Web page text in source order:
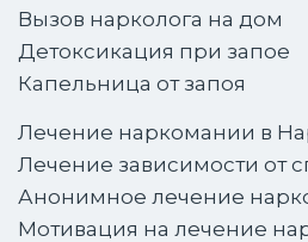
Вызов нарколога на дом
Детоксикация при запое
Капельница от запоя
Лечение наркомании в
Лечение зависимости от
Анонимное лечение
Мотивация на лечение